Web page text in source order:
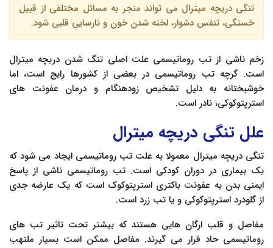
تنگی دریچه میترال می تواند منجر به مسائل مختلفی از قبیل
خستگی، تنفس دشوار، لخته شدن خون و نارسایی قلبی شود.
زخم ناشی از تب روماتیسمی علت اصلی تنگ شدن دریچه میترال
است. گرچه تب روماتیسمی در بعضی از کشورها رایج است، اما
خوشبختانه به دلیل تشخیص زودهنگام و درمان عفونت های
استرپتوکوکی، نادر است.
علل تنگی دریچه میترال
تنگی دریچه میترال معمولا به علت تب روماتیسمی ایجاد می شود که
یک بیماری در دوران کودکی است. تب روماتیسمی ناشی از پاسخ
ایمنی بدن به عفونت باکتری استرپتوکوک است که یک عارضه جدی
از گلودرد استرپتوکوکی و یا تب زرد است.
مفاصل و قلب ارگان هایی هستند که بیشتر تحت تاثیر تب های
روماتیسمی حاد قرار می گیرند. مفاصل ممکن است بسیار ملتهب